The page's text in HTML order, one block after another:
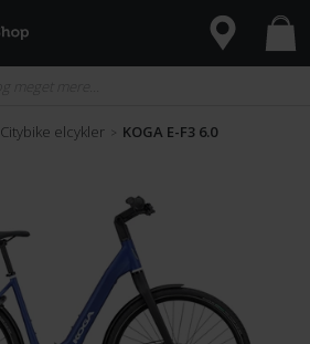
Citybike elcykler > KOGA E-F3 6.0